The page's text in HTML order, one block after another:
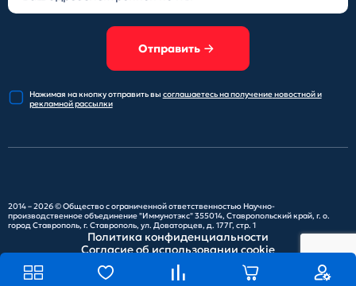
Отправить
Нажимая на кнопку отправитьвы соглашаетесь на получениеновостной и
рекламной рассылки
2014 – 2026 ©Общество с ограниченной ответственностью Научно-
производственное объединение "Иммунотэкс"355014, Ставропольский край, г. о.
город Ставрополь, г. Ставрополь, ул. Доваторцев, д. 177Г, стр. 1
Политика конфиденциальности
Согласие об использовании cookie
Карта сайта